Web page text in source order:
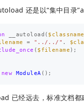
还是以“集中目录
__autoload ( $classname
= "../../" .
( $filename );
new ModuleA ();
已经远去，标准文档都